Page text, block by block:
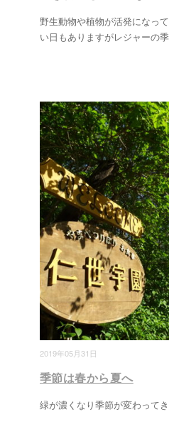
野生動物や植物が活発になっ
い日もありますがレジャーの季
2019年05月31日
季節は春から夏へ
緑が濃くなり季節が変わってき